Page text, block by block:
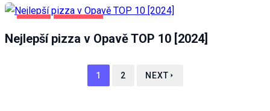
Nejlepší pizza v Opavě TOP 10 [2024]
1 2 NEXT